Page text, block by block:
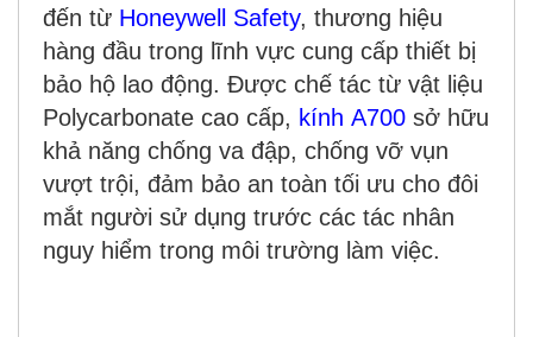
đến từ Honeywell Safety, thương hiệu
hàng đầu trong lĩnh vực cung cấp thiết bị
bảo hộ lao động. Được chế tác từ vật liệu
Polycarbonate cao cấp, kính A700 sở hữu
khả năng chống va đập, chống vỡ vụn
vượt trội, đảm bảo an toàn tối ưu cho đôi
mắt người sử dụng trước các tác nhân
nguy hiểm trong môi trường làm việc.